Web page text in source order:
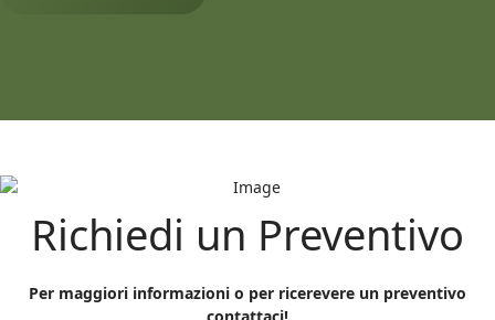
Richiedi un Preventivo
Per maggiori informazioni o per ricerevere un preventivo